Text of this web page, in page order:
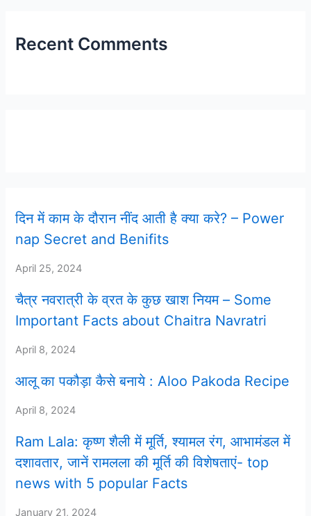
Recent Comments
दिन में काम के दौरान नींद आती है क्या करे? – Power
nap Secret and Benifits
April 25, 2024
चैत्र नवरात्री के व्रत के कुछ खाश नियम – Some
Important Facts about Chaitra Navratri
April 8, 2024
आलू का पकौड़ा कैसे बनाये : Aloo Pakoda Recipe
April 8, 2024
Ram Lala: कृष्ण शैली में मूर्ति, श्यामल रंग, आभामंडल में
दशावतार, जानें रामलला की मूर्ति की विशेषताएं- top
news with 5 popular Facts
January 21, 2024